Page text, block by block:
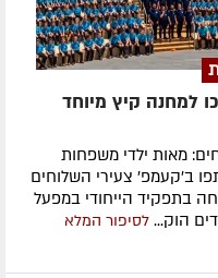
למחנה קיץ מיוחד
מאות ילדי משפחות
ב'קעמפ' צעירי השלוחים
בתפקיד הייחודי במפעל
הוק... לסיפור המלא